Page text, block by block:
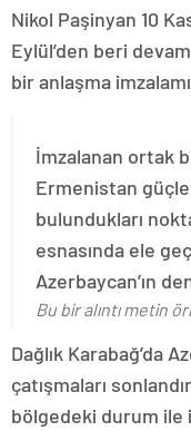
Nikol Paşinyan 10
Eylül’den beri
bir anlaşma
İmzalanan ortak
Ermenistan
bulundukları
esnasında ele
Azerbaycan’ın
Bu bir alıntı metin
Dağlık Karabağ’da
çatışmaları
bölgedeki durum ile